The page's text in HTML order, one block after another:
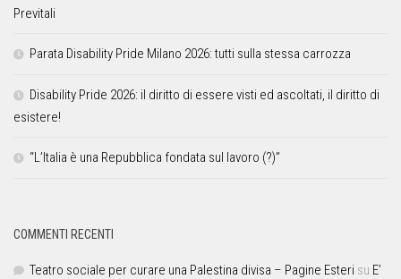
Previtali
Parata Disability Pride Milano 2026: tutti sulla stessa carrozza
Disability Pride 2026: il diritto di essere visti ed ascoltati, il diritto di
esistere!
“L’Italia è una Repubblica fondata sul lavoro (?)”
COMMENTI RECENTI
Teatro sociale per curare una Palestina divisa – Pagine Esteri su E’